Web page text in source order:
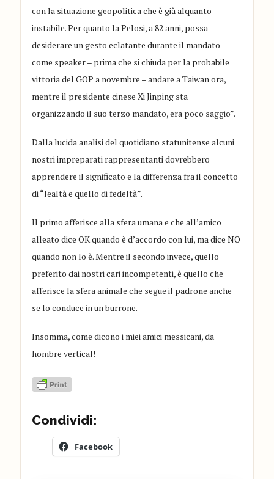
con la situazione geopolitica che è già alquanto
instabile. Per quanto la Pelosi, a 82 anni, possa
desiderare un gesto eclatante durante il mandato
come speaker – prima che si chiuda per la probabile
vittoria del GOP a novembre – andare a Taiwan ora,
mentre il presidente cinese Xi Jinping sta
organizzando il suo terzo mandato, era poco saggio”.
Dalla lucida analisi del quotidiano statunitense alcuni
nostri impreparati rappresentanti dovrebbero
apprendere il significatoe la differenzafrail concetto
di “lealtàe quello di fedeltà”.
Il primo afferisce alla sfera umana e che all’amico
alleato dice OK quando è d’accordo con lui, ma dice NO
quando non lo è. Mentre il secondo invece, quello
preferito dai nostri cari incompetenti, è quello che
afferisce la sfera animale che segue il padrone anche
se lo conduce in un burrone.
Insomma, come dicono i miei amici messicani, da
hombre vertical!
Condividi:
Facebook